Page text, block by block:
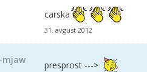
carska
31. avgust 2012
mjaw presprost --->